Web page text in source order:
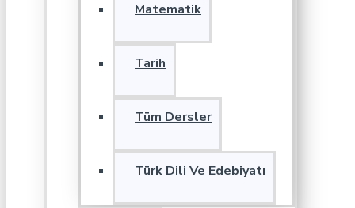
Matematik
Tarih
Tüm Dersler
Türk Dili Ve Edebiyatı